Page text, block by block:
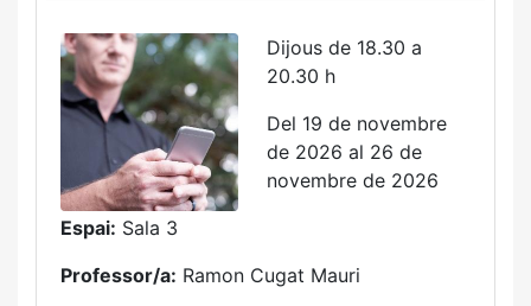
Dijous de 18.30 a
20.30 h
Del 19 de novembre
de 2026 al 26 de
novembre de 2026
Espai: Sala 3
Professor/a: Ramon Cugat Mauri